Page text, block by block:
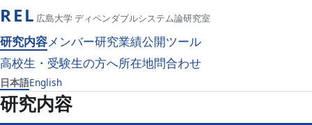
REL 広島大学 ディペンダブルシステム論研究室
研究内容メンバー研究業績公開ツール
高校生・受験生の方へ所在地問合わせ
日本語English
研究内容